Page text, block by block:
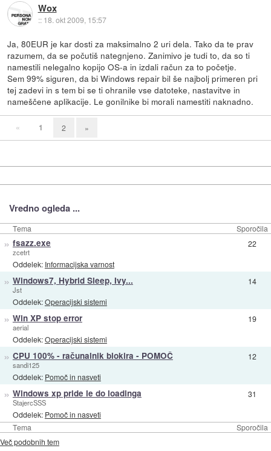
Wox
:: 18. okt 2009, 15:57
Ja, 80EUR je kar dosti za maksimalno 2 uri dela. Tako da te prav
razumem, da se počutiš nategnjeno. Zanimivo je tudi to, da so ti
namestili nelegalno kopijo OS-a in izdali račun za to početje.
Sem 99% siguren, da bi Windows repair bil še najbolj primeren pri
tej zadevi in s tem bi se ti ohranile vse datoteke, nastavitve in
nameščene aplikacije. Le gonilnike bi morali namestiti naknadno.
« 1 2 »
Vredno ogleda ...
Tema Sporočila
Tema Sporočila
» fsazz.exe
zcetrt
Oddelek: Informacijska varnost
22
» Windows7, Hybrid Sleep, Ivy...
Jst
Oddelek:Operacijski sistemi
14
» Win XP stop error
aerial
Oddelek:Operacijski sistemi
19
» CPU 100% - računalnik blokira - POMOČ
sandi125
Oddelek: Pomoč in nasveti
12
» Windows xp pride le do loadinga
StajercSSS
Oddelek: Pomoč in nasveti
31
Več podobnih tem